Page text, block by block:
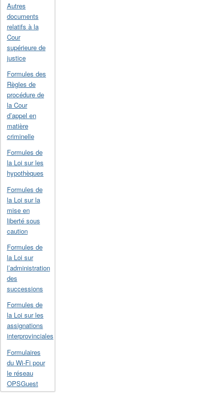
Autres
documents
relatifs à la
Cour
supérieure de
justice
Formules des
Règles de
procédure de
la Cour
d’appel en
matière
criminelle
Formules de
la Loi sur les
hypothèques
Formules de
la Loi sur la
mise en
liberté sous
caution
Formules de
la Loi sur
l’administration
des
successions
Formules de
la Loi sur les
assignations
interprovinciales
Formulaires
du Wi-Fi pour
le réseau
OPSGuest